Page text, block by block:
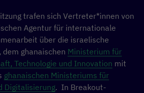
trafen sich Vertreter*innen von
Agentur für internationale
über die israelische
ghanaischen Ministerium für
Technologie und Innovation mit
ghanaischen Ministeriums für
Digitalisierung. In Breakout-